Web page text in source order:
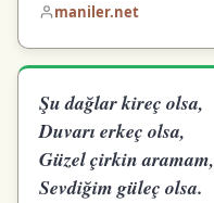
maniler.net
Şu dağlar kireç olsa,
Duvarı erkeç olsa,
Güzel çirkin aramam,
Sevdiğim güleç olsa.